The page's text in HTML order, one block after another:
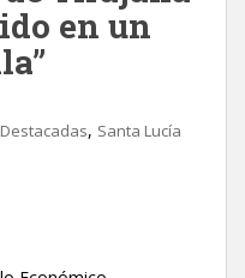
en un
Destacadas, Santa Lucía